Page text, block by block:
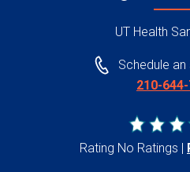
UT Health
Schedule
210-
Rating No Ratings